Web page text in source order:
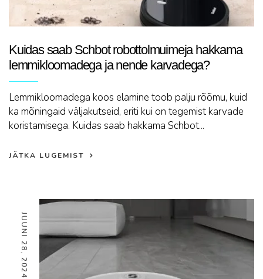
Kuidas saab Schbot robottolmuimeja hakkama
lemmikloomadega ja nende karvadega?
Lemmikloomadega koos elamine toob palju rõõmu, kuid
ka mõningaid väljakutseid, eriti kui on tegemist karvade
koristamisega. Kuidas saab hakkama Schbot...
JÄTKA LUGEMIST
JUUNI 28, 2024